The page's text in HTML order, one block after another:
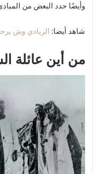
وأيضًا حدد البعض من
شاهد أيضا: الزيادي وش
من أين عائلة